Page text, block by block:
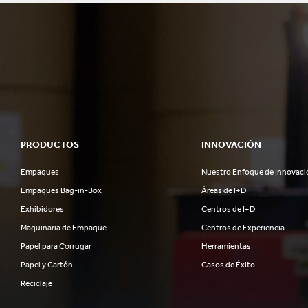
PRODUCTOS
Empaques
Empaques Bag-in-Box
Exhibidores
Maquinaria de Empaque
Papel para Corrugar
Papel y Cartón
Reciclaje
INNOVACIÓN
Nuestro Enfoque de
Áreas de I+D
Centros de I+D
Centros de Experiencia
Herramientas
Casos de Éxito